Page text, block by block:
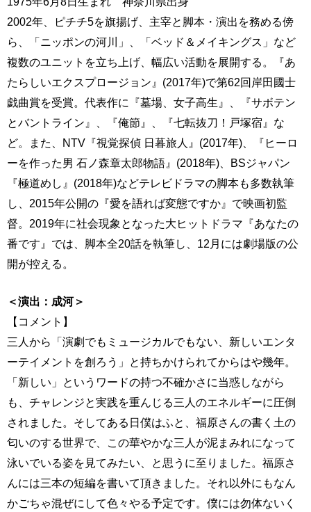
2002年、ピチチ5を旗揚げ、主宰と脚本・演出を務める傍
ら、「ニッポンの河川」、「ベッド＆メイキングス」など
複数のユニットを立ち上げ、幅広い活動を展開する。『あ
たらしいエクスプロージョン』(2017年)で第62回岸田國士
戯曲賞を受賞。代表作に『墓場、女子高生』、『サボテン
とバントライン』、『俺節』、『七転抜刀！戸塚宿』な
ど。また、NTV『視覚探偵 日暮旅人』(2017年)、『ヒーロ
ーを作った男 石ノ森章太郎物語』(2018年)、BSジャパン
『極道めし』(2018年)などテレビドラマの脚本も多数執筆
し、2015年公開の『愛を語れば変態ですか』で映画初監
督。2019年に社会現象となった大ヒットドラマ『あなたの
番です』では、脚本全20話を執筆し、12月には劇場版の公
開が控える。
＜演出：成河＞
【コメント】
三人から「演劇でもミュージカルでもない、新しいエンタ
ーテイメントを創ろう」と持ちかけられてからはや幾年。
「新しい」というワードの持つ不確かさに当惑しながら
も、チャレンジと実践を重んじる三人のエネルギーに圧倒
されました。そしてある日僕はふと、福原さんの書く土の
匂いのする世界で、この華やかな三人が泥まみれになって
泳いでいる姿を見てみたい、と思うに至りました。福原さ
んには三本の短編を書いて頂きました。それ以外にもなん
かごちゃ混ぜにして色々やる予定です。僕には勿体ないく